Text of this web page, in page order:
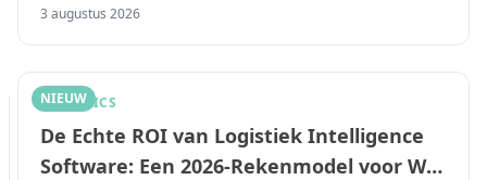
3 augustus 2026
NIEUW
LOGISTICS
De Echte ROI van Logistiek Intelligence
Software: Een 2026-Rekenmodel voor Wat